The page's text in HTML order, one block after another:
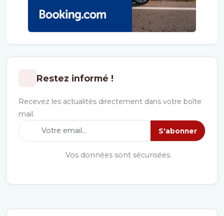
Restez informé !
Recevez les actualités directement dans votre boîte
mail.
S'abonner
Vos données sont sécurisées.